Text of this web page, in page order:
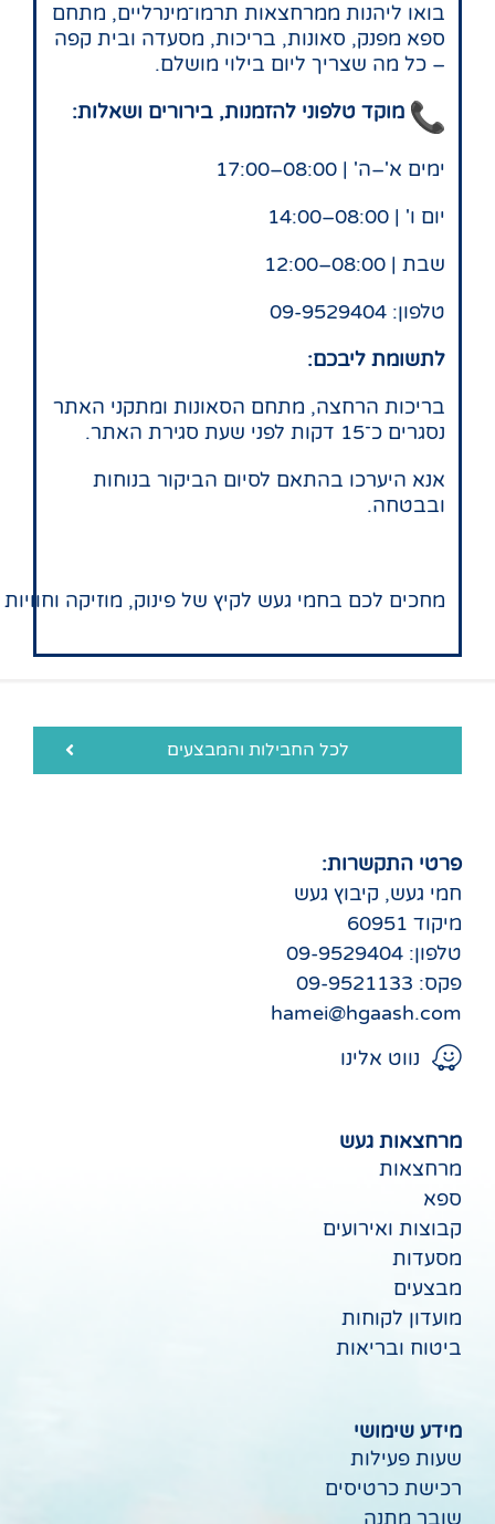
בואו ליהנות ממרחצאות תרמו־מינרליים, מתחם
ספא מפנק, סאונות, בריכות, מסעדה ובית קפה
– כל מה שצריך ליום בילוי מושלם.
מוקד טלפוני להזמנות, בירורים ושאלות:
ימים א'–ה' | 08:00–17:00
יום ו' | 08:00–14:00
שבת | 08:00–12:00
טלפון: 09-9529404
לתשומת ליבכם:
בריכות הרחצה, מתחם הסאונות ומתקני האתר
נסגרים כ־15 דקות לפני שעת סגירת האתר.
אנא היערכו בהתאם לסיום הביקור בנוחות
ובבטחה.
מחכים לכם בחמי געש לקיץ של פינוק, מוזיקה וחוויות
לכל החבילות והמבצעים
פרטי התקשרות:
חמי געש, קיבוץ געש
מיקוד 60951
טלפון: 09-9529404
פקס: 09-9521133
hamei@hgaash.com
נווט אלינו
מרחצאות געש
מרחצאות
ספא
קבוצות ואירועים
מסעדות
מבצעים
מועדון לקוחות
ביטוח ובריאות
מידע שימושי
שעות פעילות
רכישת כרטיסים
שובר מתנה